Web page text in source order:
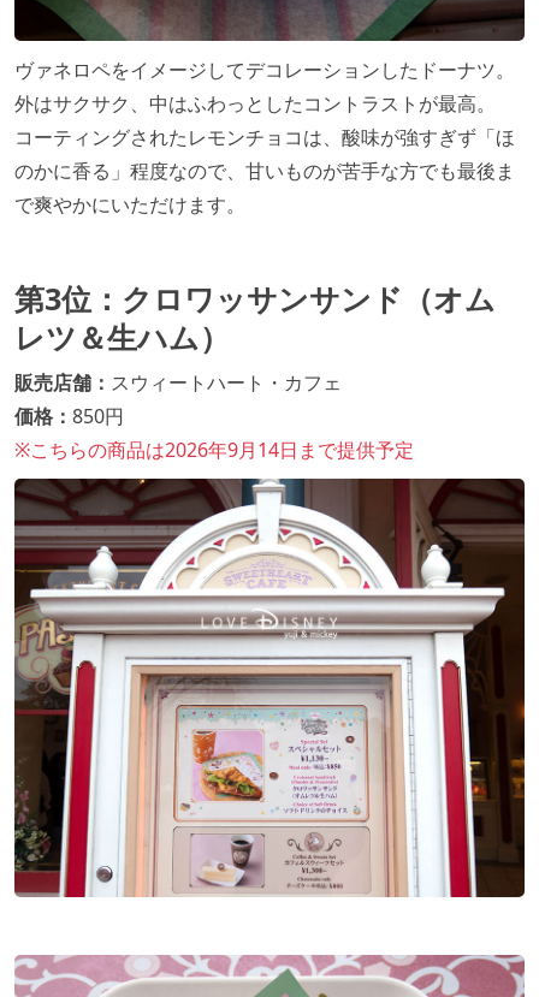
ヴァネロペをイメージしてデコレーションしたドーナツ。
外はサクサク、中はふわっとしたコントラストが最高。
コーティングされたレモンチョコは、酸味が強すぎず「ほ
のかに香る」程度なので、甘いものが苦手な方でも最後ま
で爽やかにいただけます。
第3位：クロワッサンサンド（オム
レツ＆生ハム）
販売店舗： スウィートハート・カフェ
価格： 850円
※こちらの商品は2026年9月14日まで提供予定